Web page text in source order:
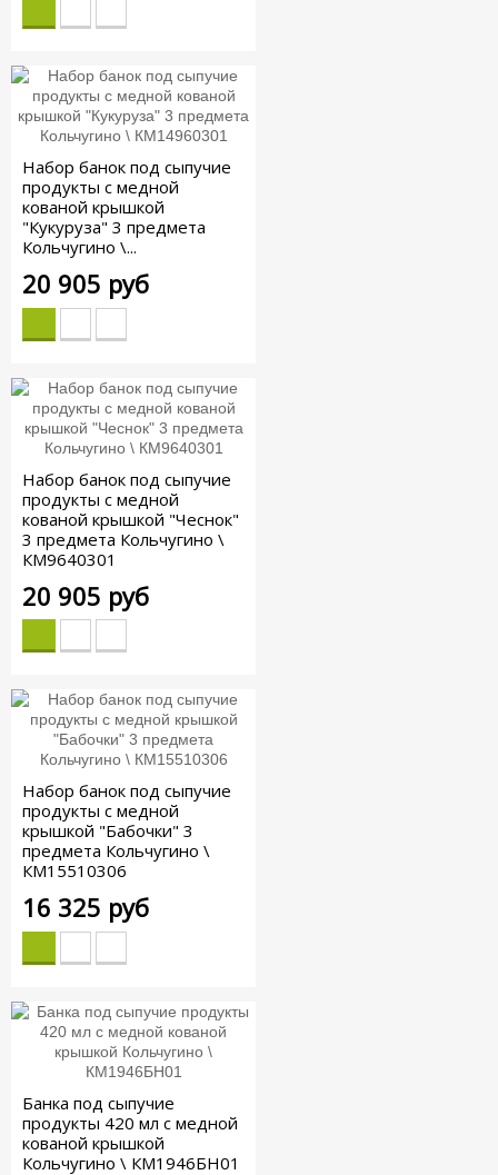
Набор банок под сыпучие
продукты с медной
кованой крышкой
"Кукуруза" 3 предмета
Кольчугино \...
20 905 руб
Набор банок под сыпучие
продукты с медной
кованой крышкой "Чеснок"
3 предмета Кольчугино \
КМ9640301
20 905 руб
Набор банок под сыпучие
продукты с медной
крышкой "Бабочки" 3
предмета Кольчугино \
КМ15510306
16 325 руб
Банка под сыпучие
продукты 420 мл с медной
кованой крышкой
Кольчугино \ КМ1946БН01